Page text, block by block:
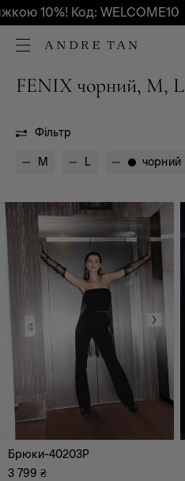
10%! Код: WELCOME10
FENIX чорний, M, L
Фільтр
FENIX
M L чорний
Брюки-40203P
3 799 ₴